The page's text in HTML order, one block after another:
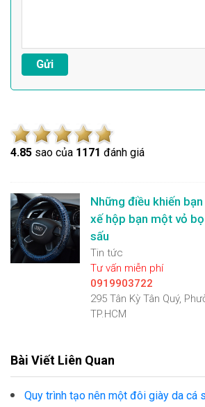
4.85 sao của 1171 đánh giá
Những điều khiến
xế hộp bạn một vỏ
sấu
Tin tức
Tư vấn miễn phí
0919903722
295 Tân Kỳ Tân Quý,
TP.HCM
Bài Viết Liên Quan
Quy trình tạo nên một đôi giày da cá